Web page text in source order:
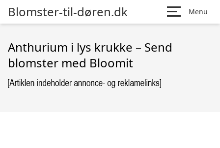
Blomster-til-døren.dk Menu
Anthurium i lys krukke – Send
blomster med Bloomit